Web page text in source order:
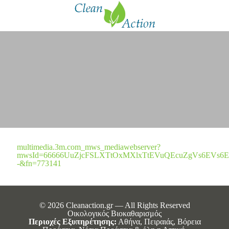
multimedia.3m.com_mws_mediawebserver?
-&fn=773141
© 2026 Cleanaction.gr — All Rights Reserved
Οικολογικός Βιοκαθαρισμός
Περιοχές Εξυπηρέτησης: Αθήνα, Πειραιάς, Βόρεια